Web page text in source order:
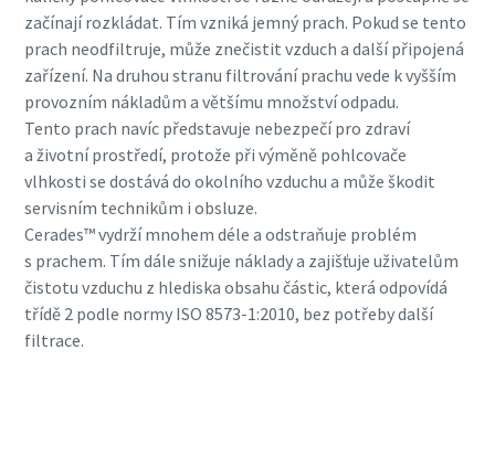
začínají rozkládat. Tím vzniká jemný prach. Pokud se tento
prach neodfiltruje, může znečistit vzduch a další připojená
zařízení. Na druhou stranu filtrování prachu vede k vyšším
provozním nákladům a většímu množství odpadu.
Tento prach navíc představuje nebezpečí pro zdraví
a životní prostředí, protože při výměně pohlcovače
vlhkosti se dostává do okolního vzduchu a může škodit
servisním technikům i obsluze.
Cerades™ vydrží mnohem déle a odstraňuje problém
s prachem. Tím dále snižuje náklady a zajišťuje uživatelům
čistotu vzduchu z hlediska obsahu částic, která odpovídá
třídě 2 podle normy ISO 8573-1:2010, bez potřeby další
filtrace.